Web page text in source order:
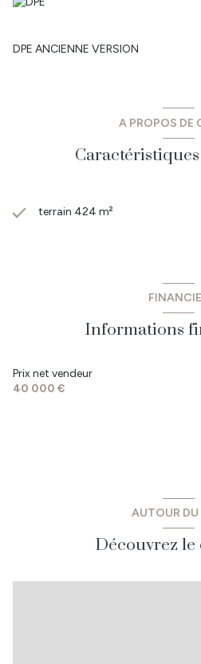
DPE ANCIENNE VERSION
A PROPOS DE
terrain 424 m²
Informations
Prix net vendeur
40 000 €
AUTOUR DU
Découvrez